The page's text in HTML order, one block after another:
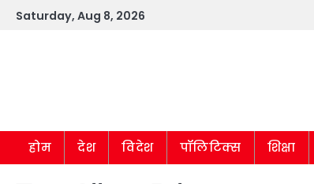
SkipSaturday, Aug 8, 2026
होम देश विदेश पॉलिटिक्स शिक्षा